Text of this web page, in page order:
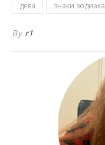
дева знаки зодиака
By r1